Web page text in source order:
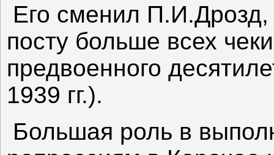
Его сменил
посту больше всех
предвоенного
1939 гг.).
Большая роль в